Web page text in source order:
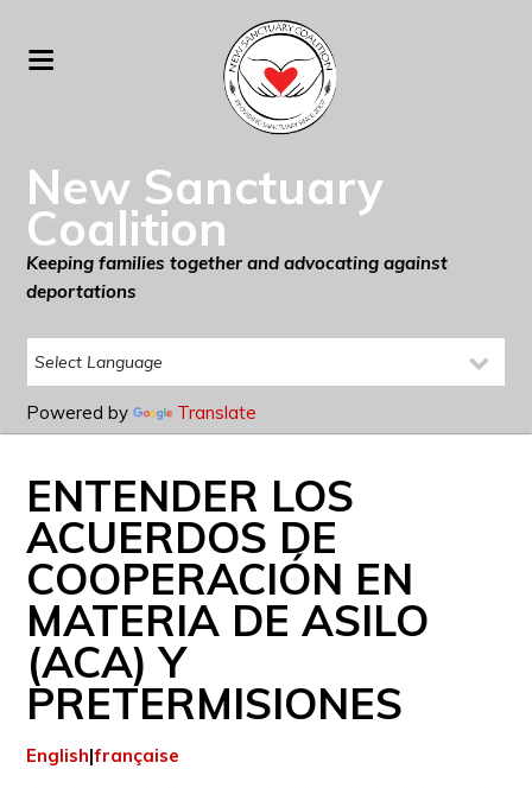
New Sanctuary
Coalition
Keeping families together and advocating against
deportations
Powered by Translate
ENTENDER LOS
ACUERDOS DE
COOPERACIÓN EN
MATERIA DE ASILO
(ACA) Y
PRETERMISIONES
English|française